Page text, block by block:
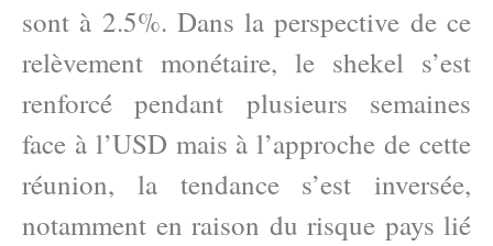
sont à 2.5%. Dans la perspective de ce
relèvement monétaire, le shekel s’est
renforcé pendant plusieurs semaines
face à l’USD mais à l’approche de cette
réunion, la tendance s’est inversée,
notamment en raison du risque pays lié